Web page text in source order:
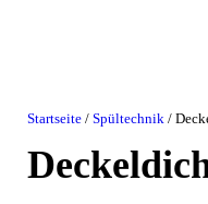
Startseite /Spültechnik /